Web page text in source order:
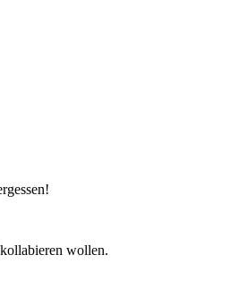
wollen.